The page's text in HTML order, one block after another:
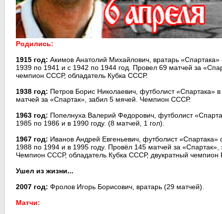
Родились:
1915 год: Акимов Анатолий Михайлович, вратарь
1939 по 1941 и с 1942 по 1944 год. Провел 69 матчей за
чемпион СССР, обладатель Кубка СССР.
1938 год: Петров Борис Николаевич, футболист «Спартака»
матчей за «Спартак», забил 5 мячей. Чемпион СССР.
1963 год: Попелнуха Валерий Федорович, футболист
1985 по 1986 и в 1990 году. (8 матчей, 1 гол).
1967 год: Иванов Андрей Евгеньевич, футболист «Спартака»
1988 по 1994 и в 1995 году. Провёл 145 матчей за «Спартак»,
Чемпион СССР, обладатель Кубка СССР, двукратный чемпион
Ушел из жизни...
2007 год: Фролов Игорь Борисович, вратарь (29 матчей).
Матчи: